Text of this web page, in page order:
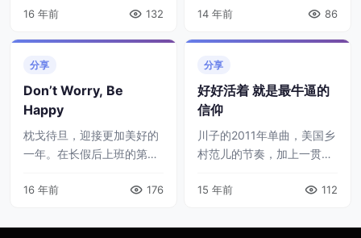
中的音乐，声音伴随迷幻的
姜文对电影的独特理 ...
16 年前 132
成，纯手搓 ...
14 年前 86
分享
Don’t Worry, Be
Happy
枕戈待旦，迎接更加美好的
一年。在长假后上班的第一
时可以抽空听首小曲，自我
以给自己的心情放个小假
16 年前 176
分享
好好活着 就是最牛逼的
信仰
川子的2011年单曲，美国乡
村范儿的节奏，加上一贯听
快就别提了！酣畅淋漓，酣
https://v.youku.com/v_sh
15 年前 112